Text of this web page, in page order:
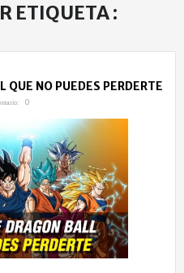
ETIQUETA :
QUE NO PUEDES PERDERTE
0